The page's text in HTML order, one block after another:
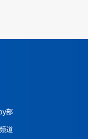
部
道